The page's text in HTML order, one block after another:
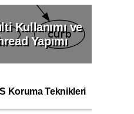
Kullanımı ve
Yapımı
Koruma Teknikleri